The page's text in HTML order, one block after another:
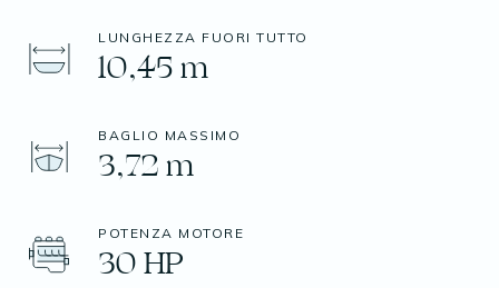
LUNGHEZZA FUORI TUTTO
10,45 m
BAGLIO MASSIMO
3,72 m
POTENZA MOTORE
30 HP